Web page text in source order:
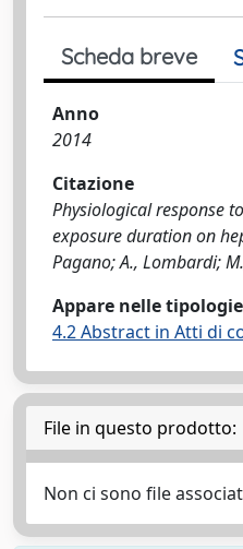
Scheda breve
Anno
2014
Citazione
Physiological response
exposure duration on
Pagano; A., Lombardi;
Appare nelle
4.2 Abstract in Atti di
File in questo prodotto:
Non ci sono file